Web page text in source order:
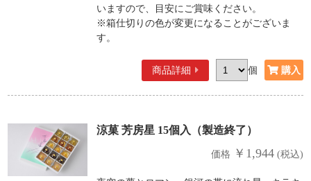
いますので、目安にご賞味ください。
※箱仕切りの色が変更になることがございま
す。
商品詳細 個
涼菓 芳房星 15個入（製造終了）
価格 ￥1,944(税込)